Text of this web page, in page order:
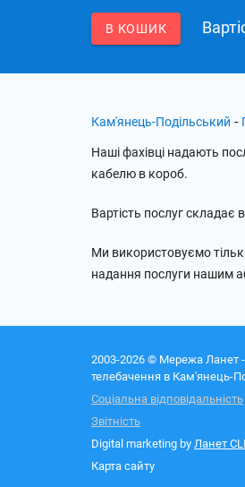
В КОШИК
Кам'янець-Подільський -
Наші фахівці надають
кабелю в короб.
Вартість послуг складає
Ми використовуємо
надання послуги нашим
2003-2026 © Мережа Ланет -
телебачення в Кам'янець-
Соціальна відповідальність
Звітність
Digital marketing by Ланет
Карта сайту